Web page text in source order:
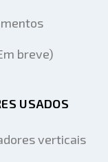
breve)
USADOS
verticais